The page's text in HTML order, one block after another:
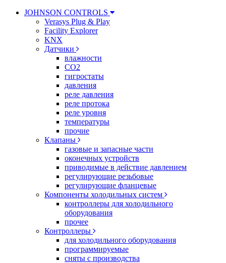
JOHNSON CONTROLS
Verasys Plug & Play
Facility Explorer
KNX
Датчики
влажности
CO2
гигростаты
давления
реле давления
реле протока
реле уровня
температуры
прочие
Клапаны
газовые и запасные части
оконечных устройств
приводимые в действие давлением
регулирующие резьбовые
регулирующие фланцевые
Компоненты холодильных систем
контроллеры для холодильного
оборудования
прочее
Контроллеры
для холодильного оборудования
программируемые
сняты с производства